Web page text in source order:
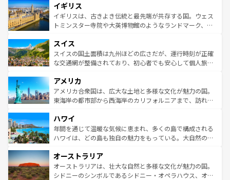
いる。シャンパンの発祥地であるランス、プロヴァンスの
香り高いラベンダー畑など、多彩な楽しみ方が可能だ。さ
らに、パリ以外の地域にも魅力が溢れており、どの街角に
れる地方に足を運ぶとそれぞれで全く異なる文化を体験で
きるだろう。 なお、新着のフランス情報はコンテンツ一覧
を参照してほしい。
顔を持つこの国は、どこを歩いても飽きることがない。ベ
ルリンの文化的活気、バイエルン州のアルプスの絶景、そ
してライン川沿いのワイン畑といった風景は必見。ビール
は、お酒好きな人にはぜひ体験してほしい。 なお、新着の
ドイツ情報はコンテンツ一覧を参照してほしい。
イギリス
イギリスは、古きよき伝統と最先端が共存する国。ウェス
トミンスター寺院や大英博物館のようなランドマーク、歴
リアごとに異なる魅力がある。また、優雅なアフタヌーン
ティー、ビール好きにはたまらない英国パブ、サッカー観
戦など、本場だからこそできる体験も豊富。イギリスを旅
ンツ一覧を参照してほしい。
スイス
スイスの国土面積は九州ほどの広さだが、運行時刻が正確
な交通網が整備されており、初心者でも安心して個人旅行
の建物がそのまま残る町や、スイスならではのユニークな
博物館もあり、アルプス観光だけでなく町歩きも満喫する
ことができる。国民の所得が高いため物価も高いが、旅行
ば市内交通費無料で観光を楽しむこともできる。 なお、新
着のスイス情報はコンテンツ一覧 を参照してほしい。
アメリカ
アメリカ合衆国は、広大な土地と多様な文化が魅力の国。
東海岸の都市部から西海岸のカリフォルニアまで、訪れる
のような巨大都市は、観光、ショッピング、エンターテイ
ンメントが詰まった刺激的なスポットだ。一方、アメリカ
西部には大自然が広がり、グランドキャニオンやイエロー
部のニューオーリンズでは、音楽と美食が融合した独特の
文化が魅力。旅行者はアメリカの各地域で異なる魅力を楽
しみながら、その多様性と豊かな歴史を感じることができ
ハワイ
年間を通じて温暖な気候に恵まれ、多くの島で構成される
ハワイは、どの島も独自の魅力をもっている。大自然の神
ワイ島は見逃せない。また、定番の観光地といえばオアフ
島だが、静かな自然を求めるならマウイ島やカウアイ島が
おすすめ。エメラルドグリーンに輝く海をはじめ、豊かな
オーストラリア
オーストラリアは、壮大な自然と多様な文化が魅力の国。
シドニーのシンボルであるシドニー・オペラハウス、オー